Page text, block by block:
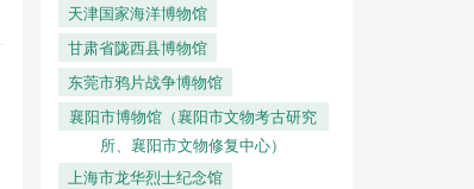
天津国家海洋博物馆
甘肃省陇西县博物馆
东莞市鸦片战争博物馆
襄阳市博物馆（襄阳市文物考古研究
所、襄阳市文物修复中心）
上海市龙华烈士纪念馆